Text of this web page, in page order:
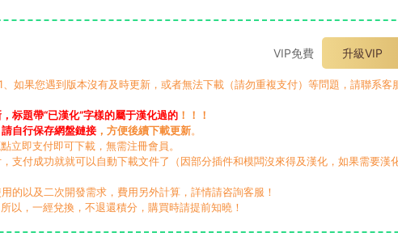
VIP免費 升級VIP
如果您遇到版本沒有及時更新，或者無法下載（請勿重複支付）等問題，請聯系
标題帶“已漢化”字樣的屬于漢化過的 ！！！
請自行保存網盤鏈接 ，方便後續下載更新。
立即支付即可下載，無需注冊會員。
支付成功就就可以自動下載文件了（因部分插件和模闆沒來得及漢化，如果需要漢
的以及二次開發需求，費用另外計算，詳情請咨詢客服！
以，一經兌換，不退還積分，購買時請提前知曉！